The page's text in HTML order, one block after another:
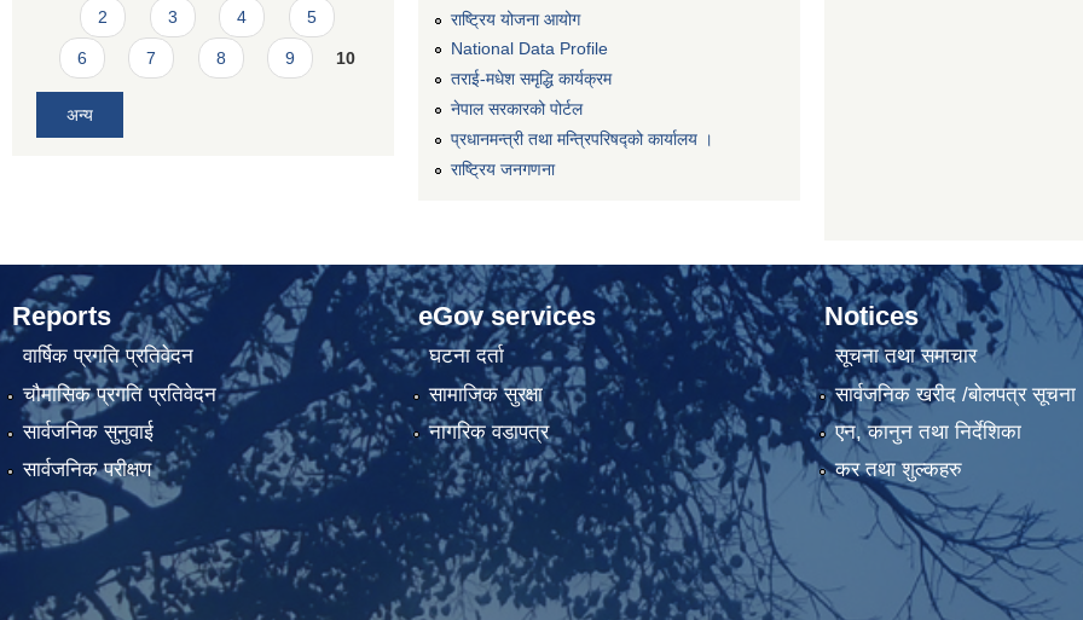
2 3 4 5
6 7 8 9 10
अन्य
राष्ट्रिय योजना आयोग
National Data Profile
तराई-मधेश समृद्धि कार्यक्रम
नेपाल सरकारको पोर्टल
प्रधानमन्त्री तथा मन्त्रिपरिषद्को कार्यालय ।
राष्ट्रिय जनगणना
Reports
वार्षिक प्रगति प्रतिवेदन
चौमासिक प्रगति प्रतिवेदन
सार्वजनिक सुनुवाई
सार्वजनिक परीक्षण
eGov services
घटना दर्ता
सामाजिक सुरक्षा
नागरिक वडापत्र
Notices
सूचना तथा समाचार
सार्वजनिक खरीद /बोलपत्र सूचना
एन, कानुन तथा निर्देशिका
कर तथा शुल्कहरु